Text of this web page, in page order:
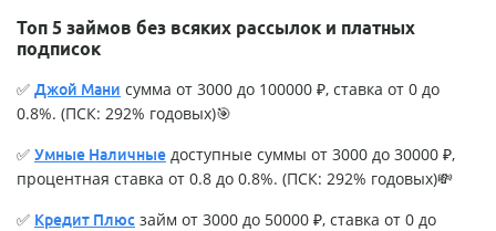
Топ 5 займов без всяких рассылок и платных
подписок
✅ Джой Мани сумма от 3000 до 100000 ₽, ставка от 0 до
0.8%. (ПСК: 292% годовых)🎯
✅ Умные Наличные доступные суммы от 3000 до 30000 ₽,
процентная ставка от 0.8 до 0.8%. (ПСК: 292% годовых)💸
✅ Кредит Плюс займ от 3000 до 50000 ₽, ставка от 0 до